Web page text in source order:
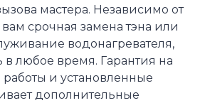
мастера. Независимо от
вам срочная замена тэна или
водонагревателя,
любое время. Гарантия на
и установленные
дополнительные